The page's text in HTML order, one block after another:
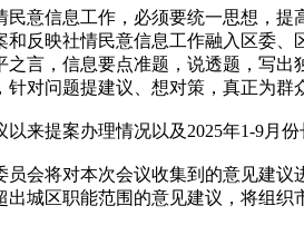
信息工作，必须要统一思想，提
反映社情民意信息工作融入区委
言，信息要点准题，说透题，写
对问题提建议、想对策，真正为群
提案办理情况以及2025年1-9月份
将对本次会议收集到的意见建议
城区职能范围的意见建议，将组